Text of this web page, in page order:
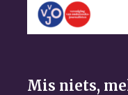
Mis niets,